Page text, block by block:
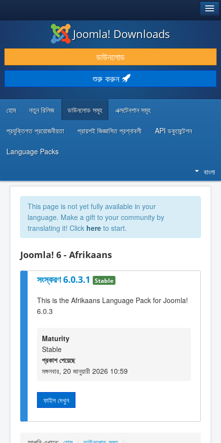
ডাউনলোড & প্রসারিত করুন
আবিষ্কার & শিখুন
কমিউনিটি & সহায়তা
Joomla! Downloads
ডাউনলোড
শুরু করুন
হোম নতুন রিলিজ ডাউনলোড সমূহ এক্সটেনশান সমূহ
প্রযুক্তিগত প্রয়োজনীয়তা প্রায়শই জিজ্ঞাসিত প্রশ্নাবলী API ডকুমেন্টেশন
Language Packs
বাংলা
This page is not yet fully available in your
language. Make a gift to your community by
translating it! Click here to start.
Joomla! 6 - Afrikaans
সংস্করণ 6.0.3.1 Stable
This is the Afrikaans Language Pack for Joomla!
6.0.3
Maturity
Stable
প্রকাশ পেয়েছে
মঙ্গলবার, 20 জানুয়ারী 2026 10:59
ফাইল দেখুন